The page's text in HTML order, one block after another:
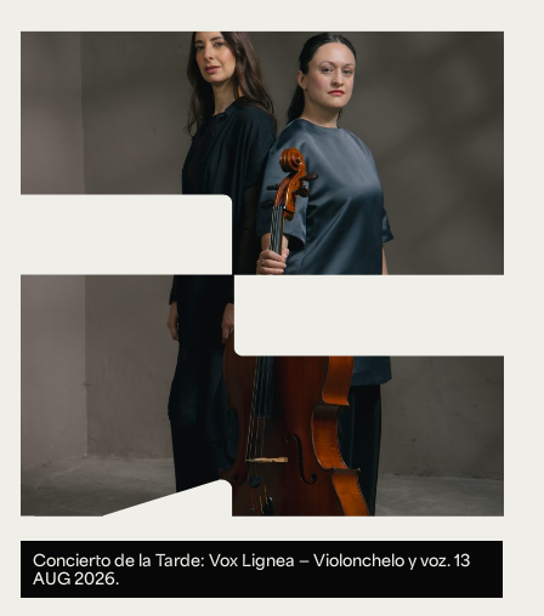
Concierto de la Tarde: Vox Lignea — Violonchelo y voz.13
AUG 2026.